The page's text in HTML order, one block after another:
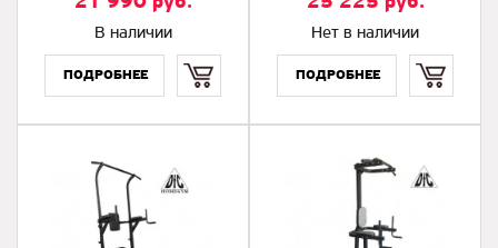
В наличии Нет в наличии